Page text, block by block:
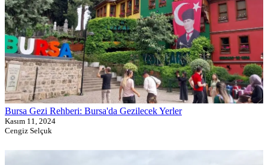
Bursa Gezi Rehberi: Bursa'da Gezilecek Yerler
Kasım 11, 2024
Cengiz Selçuk